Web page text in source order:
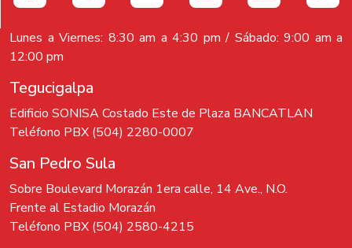
Lunes a Viernes: 8:30 am a 4:30 pm / Sábado: 9:00 am a
12:00 pm
Tegucigalpa
Edificio SONISA Costado Este de Plaza BANCATLAN
Teléfono PBX (504) 2280-0007
San Pedro Sula
Sobre Boulevard Morazán 1era calle, 14 Ave., N.O.
Frente al Estadio Morazán
Teléfono PBX (504) 2580-4215